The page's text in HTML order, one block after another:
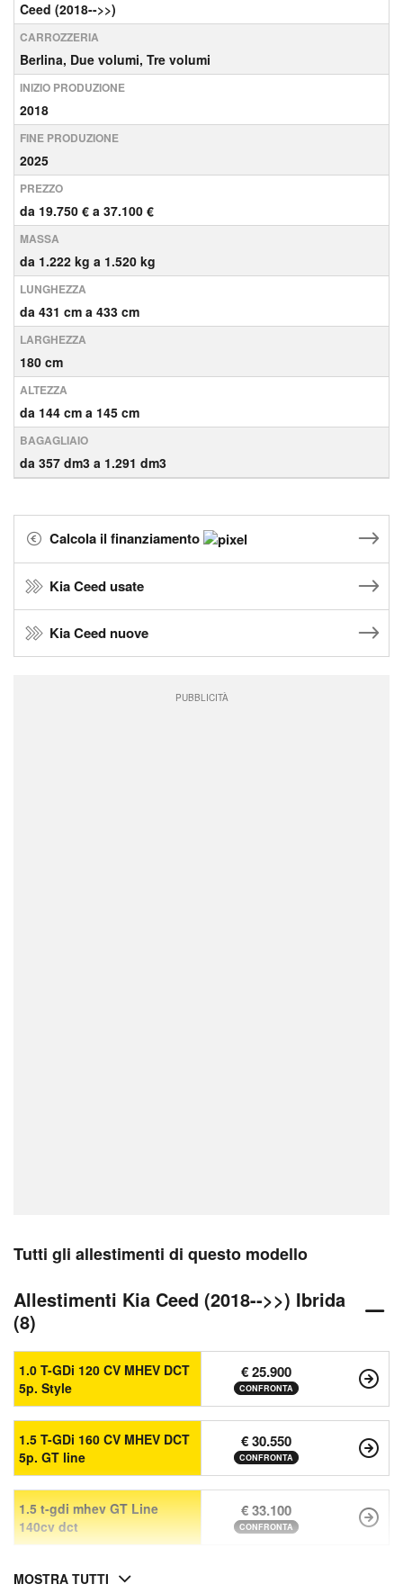
Ceed (2018-->>)
CARROZZERIA
Berlina, Due volumi, Tre volumi
INIZIO PRODUZIONE
2018
FINE PRODUZIONE
2025
PREZZO
da 19.750 € a 37.100 €
MASSA
da 1.222 kg a 1.520 kg
LUNGHEZZA
da 431 cm a 433 cm
LARGHEZZA
180 cm
ALTEZZA
da 144 cm a 145 cm
BAGAGLIAIO
da 357 dm3 a 1.291 dm3
Calcola il finanziamento
Kia Ceed usate
Kia Ceed nuove
PUBBLICITÀ
Tutti gli allestimenti di questo modello
Allestimenti Kia Ceed (2018-->>) Ibrida
(8)
1.0 T-GDi 120 CV MHEV DCT
5p. Style
€ 25.900
CONFRONTA
1.5 T-GDi 160 CV MHEV DCT
5p. GT line
€ 30.550
CONFRONTA
1.5 t-gdi mhev GT Line
140cv dct
€ 33.100
CONFRONTA
MOSTRA TUTTI